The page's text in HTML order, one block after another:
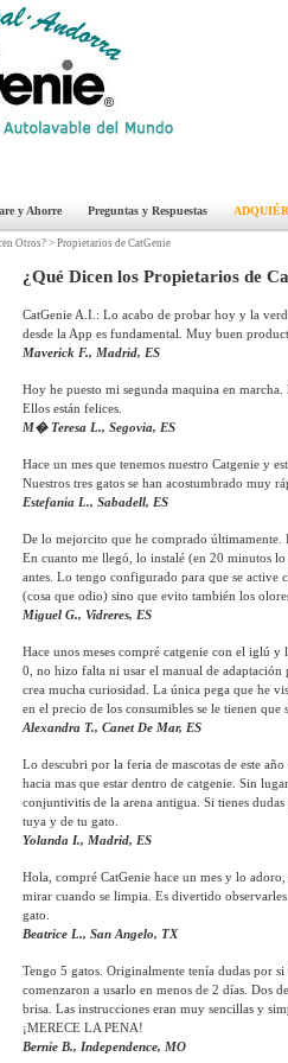
y Ahorre Preguntas y Respuestas
Otros?> Propietarios de CatGenie
¿Qué Dicen los Propietarios de
CatGenie A.I.: Lo acabo de probar hoy y la
desde la App es fundamental. Muy buen
Maverick F., Madrid, ES
Hoy he puesto mi segunda maquina en
Ellos están felices.
M� Teresa L., Segovia, ES
Hace un mes que tenemos nuestro Catgenie y
Nuestros tres gatos se han acostumbrado muy
Estefania L., Sabadell, ES
De lo mejorcito que he comprado últimamente.
En cuanto me llegó, lo instalé (en 20 minutos
antes. Lo tengo configurado para que se active
(cosa que odio) sino que evito también los
Miguel G., Vidreres, ES
Hace unos meses compré catgenie con el iglú
0, no hizo falta ni usar el manual de adaptación
crea mucha curiosidad. La única pega que he
en el precio de los consumibles se le tienen
Alexandra T., Canet De Mar, ES
Lo descubri por la feria de mascotas de este
hacia mas que estar dentro de catgenie. Sin
conjuntivitis de la arena antigua. Si tienes
tuya y de tu gato.
Yolanda I., Madrid, ES
Hola, compré CatGenie hace un mes y lo
mirar cuando se limpia. Es divertido
gato.
Beatrice L., San Angelo, TX
Tengo 5 gatos. Originalmente tenía dudas por
comenzaron a usarlo en menos de 2 días. Dos
brisa. Las instrucciones eran muy sencillas y
¡MERECE LA PENA!
Bernie B., Independence, MO